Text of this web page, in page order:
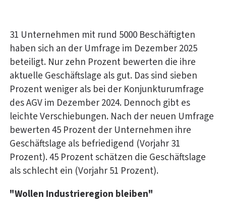
31 Unternehmen mit rund 5000 Beschäftigten
haben sich an der Umfrage im Dezember 2025
beteiligt. Nur zehn Prozent bewerten die ihre
aktuelle Geschäftslage als gut. Das sind sieben
Prozent weniger als bei der Konjunkturumfrage
des AGV im Dezember 2024. Dennoch gibt es
leichte Verschiebungen. Nach der neuen Umfrage
bewerten 45 Prozent der Unternehmen ihre
Geschäftslage als befriedigend (Vorjahr 31
Prozent). 45 Prozent schätzen die Geschäftslage
als schlecht ein (Vorjahr 51 Prozent).
"Wollen Industrieregion bleiben"